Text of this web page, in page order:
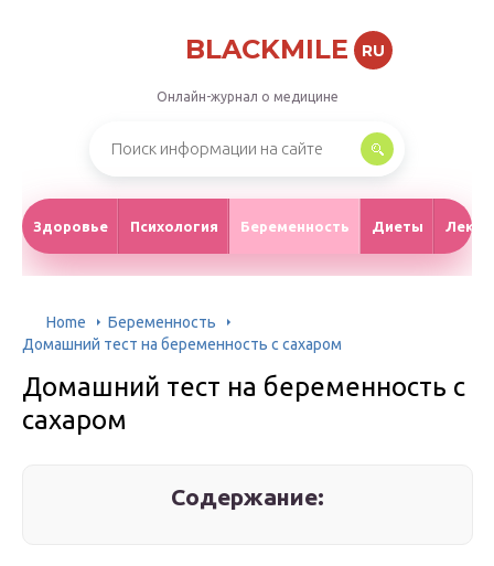
BLACKMILE RU
Онлайн-журнал о медицине
Здоровье Психология Беременность Диеты
Home
Беременность
Домашний тест на беременность с сахаром
Домашний тест на беременность с
сахаром
Содержание: